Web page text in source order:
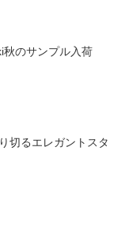
秋のサンプル入荷
切るエレガントスタ